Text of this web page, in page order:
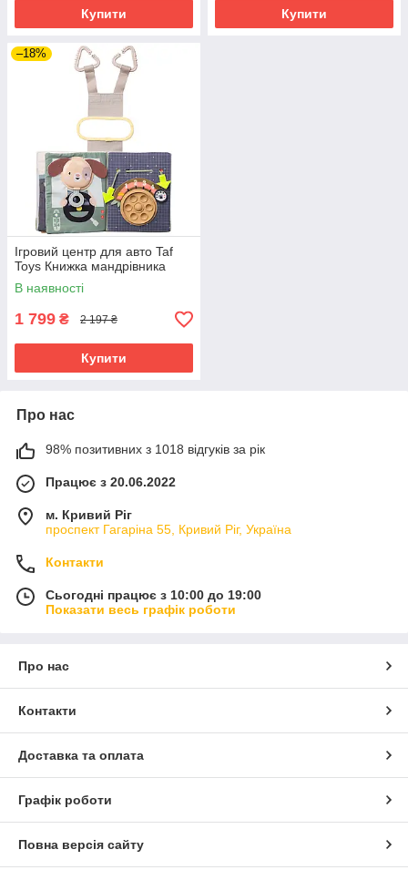
Купити Купити
–18%
Ігровий центр для авто Taf
Toys Книжка мандрівника
В наявності
1 799 ₴ 2 197 ₴
Купити
Про нас
98% позитивних з 1018 відгуків за рік
Працює з 20.06.2022
м. Кривий Ріг
проспект Гагаріна 55, Кривий Ріг, Україна
Контакти
Сьогодні працює з 10:00 до 19:00
Показати весь графік роботи
Про нас
Контакти
Доставка та оплата
Графік роботи
Повна версія сайту